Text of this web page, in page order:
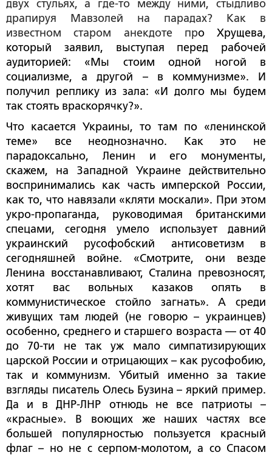
двух стульях, а где-то между ними, стыдливо
драпируя Мавзолей на парадах? Как в
известном старом анекдоте про Хрущева,
который заявил, выступая перед рабочей
аудиторией: «Мы стоим одной ногой в
социализме, а другой – в коммунизме». И
получил реплику из зала: «И долго мы будем
так стоять враскорячку?».
Что касается Украины, то там по «ленинской
теме» все неоднозначно. Как это не
парадоксально, Ленин и его монументы,
скажем, на Западной Украине действительно
воспринимались как часть имперской России,
как то, что навязали «кляти москали». При этом
укро-пропаганда, руководимая британскими
спецами, сегодня умело использует давний
украинский русофобский антисоветизм в
сегодняшней войне. «Смотрите, они везде
Ленина восстанавливают, Сталина превозносят,
хотят вас вольных казаков опять в
коммунистическое стойло загнать». А среди
живущих там людей (не говорю – украинцев)
особенно, среднего и старшего возраста — от 40
до 70-ти не так уж мало симпатизирующих
царской России и отрицающих – как русофобию,
так и коммунизм. Убитый именно за такие
взгляды писатель Олесь Бузина – яркий пример.
Да и в ДНР-ЛНР отнюдь не все патриоты –
«красные». В воющих же наших частях все
большей популярностью пользуется красный
флаг – но не с серпом-молотом, а со Спасом